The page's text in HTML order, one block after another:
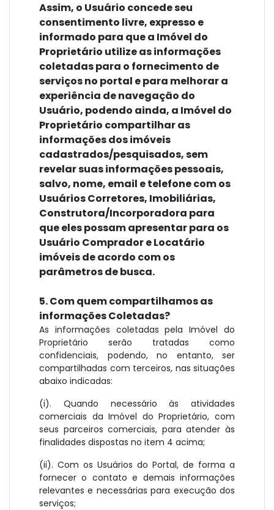
Assim, o Usuário concede seu
consentimento livre, expresso e
informado para que a Imóvel do
Proprietário utilize as informações
coletadas para o fornecimento de
serviços no portal e para melhorar a
experiência de navegação do
Usuário, podendo ainda, a Imóvel do
Proprietário compartilhar as
informações dos imóveis
cadastrados/pesquisados, sem
revelar suas informações pessoais,
salvo, nome, email e telefone com os
Usuários Corretores, Imobiliárias,
Construtora/Incorporadora para
que eles possam apresentar para os
Usuário Comprador e Locatário
imóveis de acordo com os
parâmetros de busca.
5. Com quem compartilhamos as
informações Coletadas?
As informações coletadas pela Imóvel do
Proprietário serão tratadas como
confidenciais, podendo, no entanto, ser
compartilhadas com terceiros, nas situações
abaixo indicadas:
(i). Quando necessário às atividades
comerciais da Imóvel do Proprietário, com
seus parceiros comerciais, para atender às
finalidades dispostas no item 4 acima;
(ii). Com os Usuários do Portal, de forma a
fornecer o contato e demais informações
relevantes e necessárias para execução dos
serviços;